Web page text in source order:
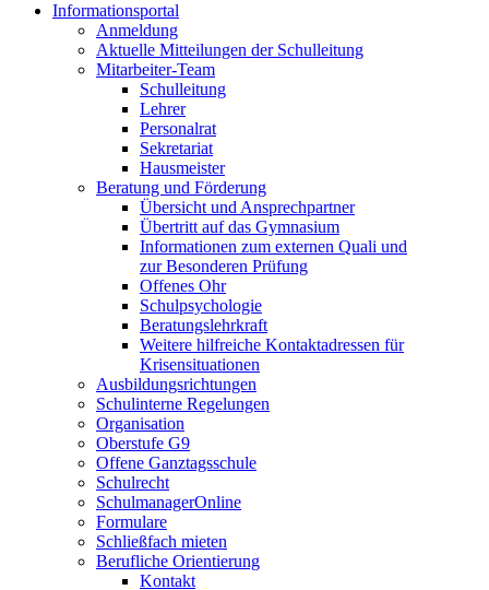
Informationsportal
Anmeldung
Aktuelle Mitteilungen der Schulleitung
Mitarbeiter-Team
Schulleitung
Lehrer
Personalrat
Sekretariat
Hausmeister
Beratung und Förderung
Übersicht und Ansprechpartner
Übertritt auf das Gymnasium
Informationen zum externen Quali und
zur Besonderen Prüfung
Offenes Ohr
Schulpsychologie
Beratungslehrkraft
Weitere hilfreiche Kontaktadressen für
Krisensituationen
Ausbildungsrichtungen
Schulinterne Regelungen
Organisation
Oberstufe G9
Offene Ganztagsschule
Schulrecht
SchulmanagerOnline
Formulare
Schließfach mieten
Berufliche Orientierung
Kontakt